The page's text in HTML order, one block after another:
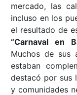
mercado, las
incluso en los
el resultado de
“Carnaval en
Muchos de sus
estaban
destacó por sus
y comunidades